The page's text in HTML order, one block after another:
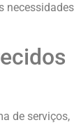
necessidades
de serviços,